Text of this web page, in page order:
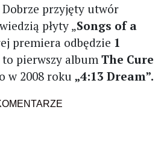
Dobrze przyjęty utwór
płyty „Songs of a
premiera odbędzie 1
to pierwszy album The Cure
w 2008 roku „4:13 Dream”.